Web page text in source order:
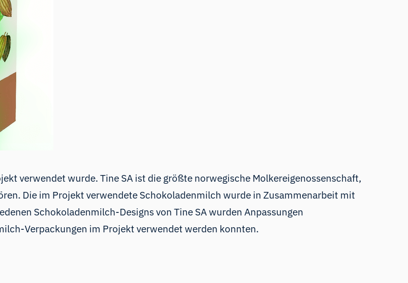
verwendet wurde. Tine SA ist die größte norwegische Molkereigenossenschaft,
Die im Projekt verwendete Schokoladenmilch wurde in Zusammenarbeit mit
Schokoladenmilch-Designs von Tine SA wurden Anpassungen
Verpackungen im Projekt verwendet werden konnten.